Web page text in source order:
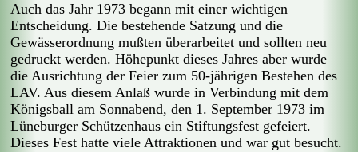
Auch das Jahr 1973 begann mit einer wichtigen
Entscheidung. Die bestehende Satzung und die
Gewässerordnung mußten überarbeitet und sollten neu
gedruckt werden. Höhepunkt dieses Jahres aber wurde
die Ausrichtung der Feier zum 50-jährigen Bestehen des
LAV. Aus diesem Anlaß wurde in Verbindung mit dem
Königsball am Sonnabend, den 1. September 1973 im
Lüneburger Schützenhaus ein Stiftungsfest gefeiert.
Dieses Fest hatte viele Attraktionen und war gut besucht.